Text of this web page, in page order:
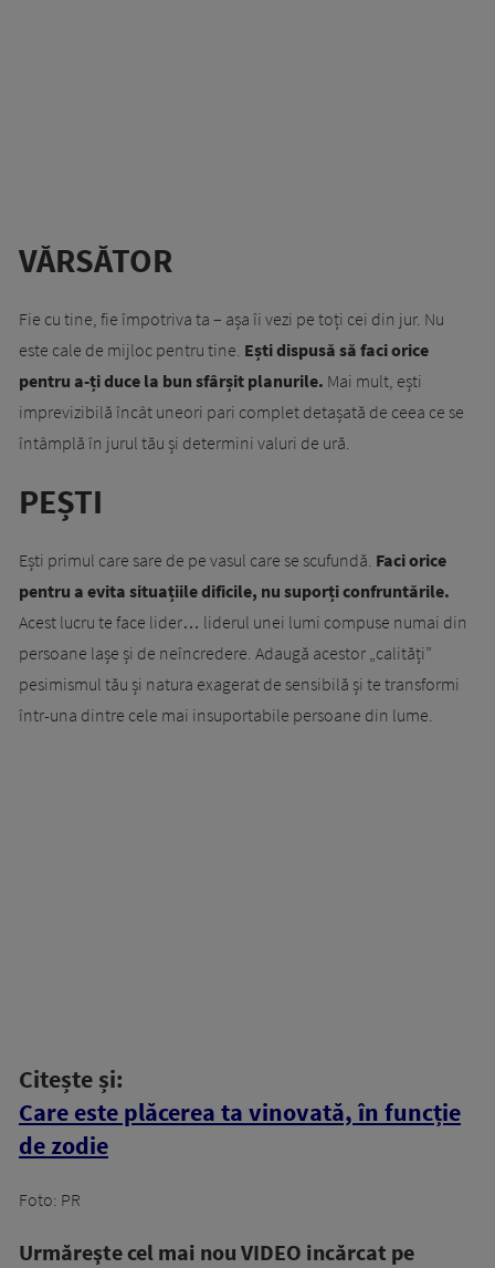
VĂRSĂTOR
Fie cu tine, fie împotriva ta – așa îi vezi pe toți cei din jur. Nu
este cale de mijloc pentru tine. Ești dispusă să faci orice
pentru a-ți duce la bun sfârșit planurile. Mai mult, ești
imprevizibilă încât uneori pari complet detașată de ceea ce se
întâmplă în jurul tău și determini valuri de ură.
PEȘTI
Ești primul care sare de pe vasul care se scufundă. Faci orice
pentru a evita situațiile dificile, nu suporți confruntările.
Acest lucru te face lider… liderul unei lumi compuse numai din
persoane lașe și de neîncredere. Adaugă acestor „calități”
pesimismul tău și natura exagerat de sensibilă și te transformi
într-una dintre cele mai insuportabile persoane din lume.
Citește și:
Care este plăcerea ta vinovată, în funcție
de zodie
Foto: PR
Urmăreşte cel mai nou VIDEO incărcat pe